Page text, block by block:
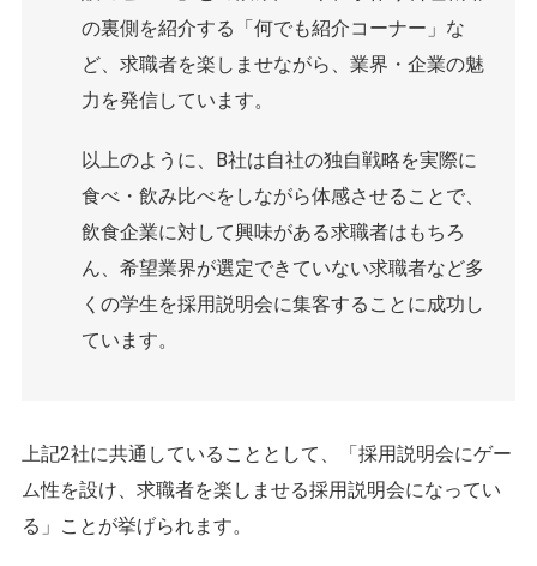
の裏側を紹介する「何でも紹介コーナー」な
ど、求職者を楽しませながら、業界・企業の魅
力を発信しています。
以上のように、B社は自社の独自戦略を実際に
食べ・飲み比べをしながら体感させることで、
飲食企業に対して興味がある求職者はもちろ
ん、希望業界が選定できていない求職者など多
くの学生を採用説明会に集客することに成功し
ています。
上記2社に共通していることとして、「採用説明会にゲー
ム性を設け、求職者を楽しませる採用説明会になってい
る」ことが挙げられます。